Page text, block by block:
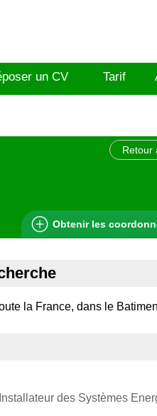
un CV Tarif
Retour
Obtenir les
la France, dans le
des Systèmes